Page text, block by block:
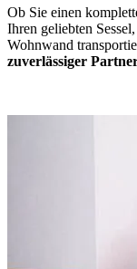
Ob Sie einen
Ihren geliebten
Wohnwand
zuverlässiger